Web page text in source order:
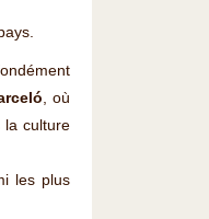
, où
la culture
les plus